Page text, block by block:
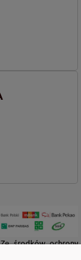
Ze środków ochrony